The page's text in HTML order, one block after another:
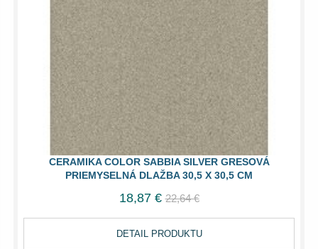
CERAMIKA COLOR SABBIA SILVER GRESOVÁ
PRIEMYSELNÁ DLAŽBA 30,5 X 30,5 CM
18,87 € 22,64 €
DETAIL PRODUKTU